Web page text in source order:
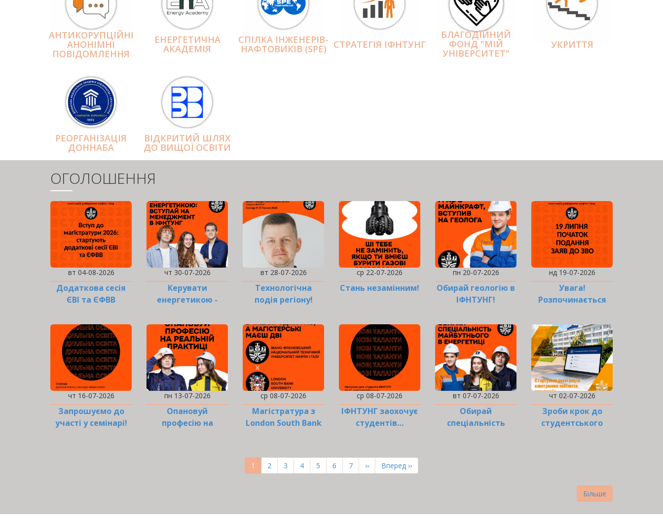
АНТИКОРУПЦІЙНІ
АНОНІМНІ
ПОВІДОМЛЕННЯ
ЕНЕРГЕТИЧНА
АКАДЕМІЯ
СПІЛКА ІНЖЕНЕРІВ-
НАФТОВИКІВ (SPE) СТРАТЕГІЯ ІФНТУНГ
БЛАГОДІЙНИЙ
ФОНД "МІЙ
УНІВЕРСИТЕТ"
УКРИТТЯ
РЕОРГАНІЗАЦІЯ
ДОННАБА
ВІДКРИТИЙ ШЛЯХ
ДО ВИЩОЇ ОСВІТИ
ОГОЛОШЕННЯ
вт 04-08-2026
Додаткова сесія
ЄВІ та ЄФВВ
чт 30-07-2026
Керувати
енергетикою -
вт 28-07-2026
Технологічна
подія регіону!
ср 22-07-2026
Стань незамінним!
пн 20-07-2026
Обирай геологію в
ІФНТУНГ!
нд 19-07-2026
Увага!
Розпочинається
ЗВО!
чт 16-07-2026
Запрошуємо до
участі у семінарі!
пн 13-07-2026
Опановуй
професію на
ср 08-07-2026
Магістратура з
London South Bank
ср 08-07-2026
ІФНТУНГ заохочує
студентів…
вт 07-07-2026
Обирай
спеціальність
чт 02-07-2026
Зроби крок до
студентського
Поточна
сторінка
1 Page
2 Page
3 Page
4 Page
5 Page
6 Page
7
Наступна
сторінка
››
Остання
сторінка
Вперед ››
Більше